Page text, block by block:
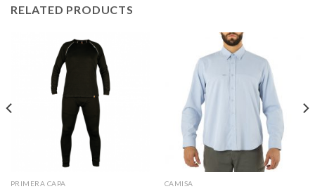
RELATED PRODUCTS
PRIMERA CAPA CAMISA